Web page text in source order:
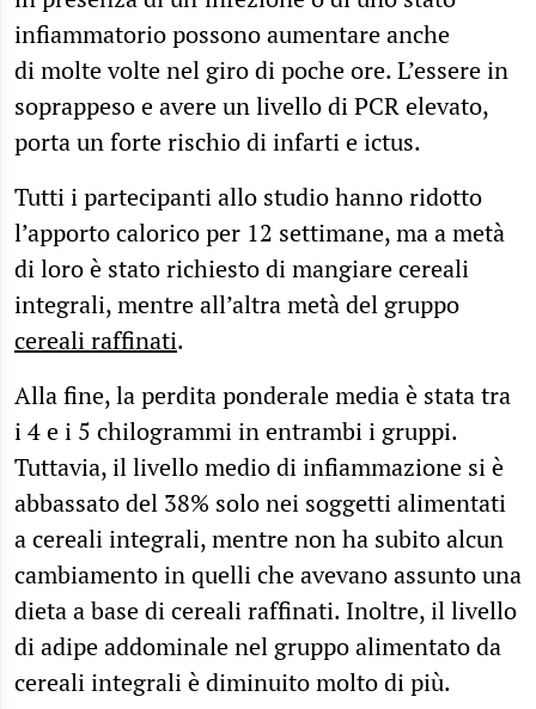
infiammatorio possono aumentare anche
di molte volte nel giro di poche ore. L’essere in
soprappeso e avere un livello di PCR elevato,
porta un forte rischio di infarti e ictus.
Tutti i partecipanti allo studio hanno ridotto
l’apporto calorico per 12 settimane, ma a metà
di loro è stato richiesto di mangiare cereali
integrali, mentre all’altra metà del gruppo
cereali raffinati.
Alla fine, la perdita ponderale media è stata tra
i 4 e i 5 chilogrammi in entrambi i gruppi.
Tuttavia, il livello medio di infiammazione si è
abbassato del 38% solo nei soggetti alimentati
a cereali integrali, mentre non ha subito alcun
cambiamento in quelli che avevano assunto una
dieta a base di cereali raffinati. Inoltre, il livello
di adipe addominale nel gruppo alimentato da
cereali integrali è diminuito molto di più.